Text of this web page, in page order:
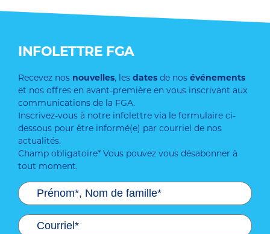
INFOLETTRE FGA
Recevez nos nouvelles, les dates de nos événements
et nos offres en avant-première en vous inscrivant aux
communications de la FGA.
Inscrivez-vous à notre infolettre via le formulaire ci-
dessous pour être informé(e) par courriel de nos
actualités.
Champ obligatoire* Vous pouvez vous désabonner à
tout moment.